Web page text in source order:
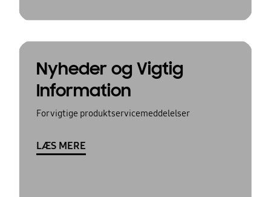
Nyheder og Vigtig
Information
For vigtige produktservicemeddelelser
LÆS MERE